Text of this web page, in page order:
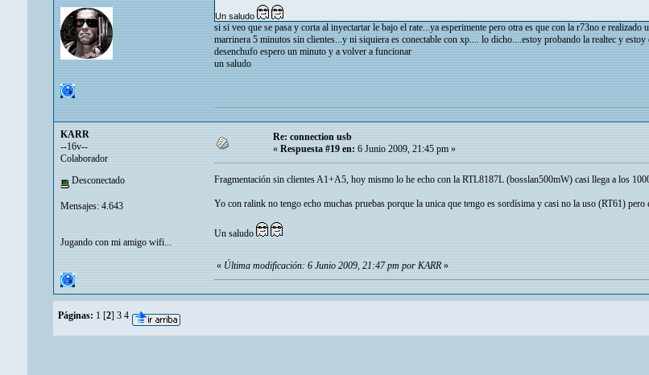
Un saludo
si si veo que se pasa y corta al inyectartar le bajo el rate...ya esperimente pero otra es que con la r73no e
marrinera 5 minutos sin clientes...y ni siquiera es conectable con xp.... lo dicho....estoy probando la realtec y
desenchufo espero un minuto y a volver a funcionar
un saludo
KARR
--16v--
Colaborador
Desconectado
Mensajes: 4.643
Jugando con mi amigo wifi...
Re: connection usb
« Respuesta #19 en: 6 Junio 2009, 21:45 pm »
Fragmentación sin clientes A1+A5, hoy mismo lo he echo con la RTL8187L (bosslan500mW) casi llega a los
Yo con ralink no tengo echo muchas pruebas porque la unica que tengo es sordísima y casi no la uso (RT61)
Un saludo
« Última modificación: 6 Junio 2009, 21:47 pm por KARR »
Páginas: 1 [2] 3 4